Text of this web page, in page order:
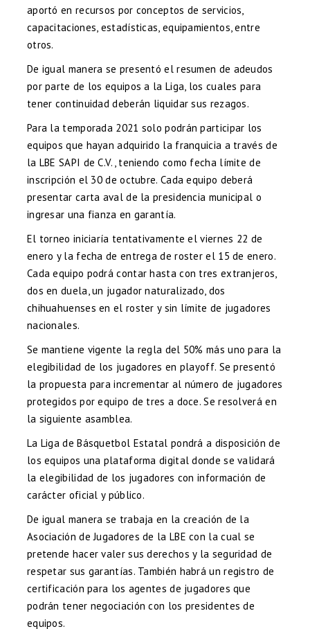
aportó en recursos por conceptos de servicios,
capacitaciones, estadísticas, equipamientos, entre
otros.
De igual manera se presentó el resumen de adeudos
por parte de los equipos a la Liga, los cuales para
tener continuidad deberán liquidar sus rezagos.
Para la temporada 2021 solo podrán participar los
equipos que hayan adquirido la franquicia a través de
la LBE SAPI de C.V., teniendo como fecha límite de
inscripción el 30 de octubre. Cada equipo deberá
presentar carta aval de la presidencia municipal o
ingresar una fianza en garantía.
El torneo iniciaría tentativamente el viernes 22 de
enero y la fecha de entrega de roster el 15 de enero.
Cada equipo podrá contar hasta con tres extranjeros,
dos en duela, un jugador naturalizado, dos
chihuahuenses en el roster y sin límite de jugadores
nacionales.
Se mantiene vigente la regla del 50% más uno para la
elegibilidad de los jugadores en playoff. Se presentó
la propuesta para incrementar al número de jugadores
protegidos por equipo de tres a doce. Se resolverá en
la siguiente asamblea.
La Liga de Básquetbol Estatal pondrá a disposición de
los equipos una plataforma digital donde se validará
la elegibilidad de los jugadores con información de
carácter oficial y público.
De igual manera se trabaja en la creación de la
Asociación de Jugadores de la LBE con la cual se
pretende hacer valer sus derechos y la seguridad de
respetar sus garantías. También habrá un registro de
certificación para los agentes de jugadores que
podrán tener negociación con los presidentes de
equipos.